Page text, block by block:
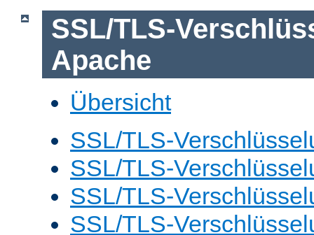
SSL/TLS-
Apache
Übersicht
SSL/TLS-
SSL/TLS-
SSL/TLS-
SSL/TLS-